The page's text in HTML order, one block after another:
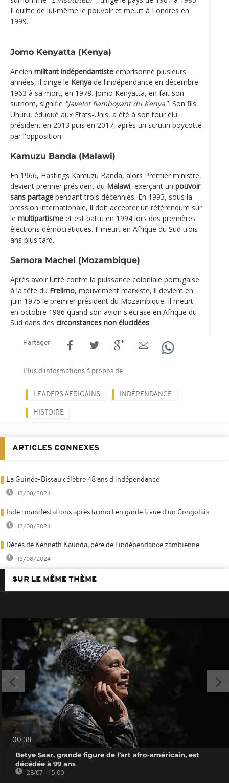
Il quitte de lui-même le pouvoir et meurt à Londres en
1999.
Jomo Kenyatta (Kenya)
Ancien militant indépendantiste emprisonné plusieurs
années, il dirige le Kenya de l'indépendance en décembre
1963 à sa mort, en 1978. Jomo Kenyatta, en fait son
surnom, signifie "Javelot flamboyant du Kenya". Son fils
Uhuru, éduqué aux Etats-Unis, a été à son tour élu
président en 2013 puis en 2017, après un scrutin boycotté
par l'opposition.
Kamuzu Banda (Malawi)
En 1966, Hastings Kamuzu Banda, alors Premier ministre,
devient premier président du Malawi, exerçant un pouvoir
sans partage pendant trois décennies. En 1993, sous la
pression internationale, il doit accepter un référendum sur
le multipartisme et est battu en 1994 lors des premières
élections démocratiques. Il meurt en Afrique du Sud trois
ans plus tard.
Samora Machel (Mozambique)
Après avoir lutté contre la puissance coloniale portugaise
à la tête du Frelimo, mouvement marxiste, il devient en
juin 1975 le premier président du Mozambique. Il meurt
en octobre 1986 quand son avion s'écrase en Afrique du
Sud dans des circonstances non élucidées.
Partager
Plus d'informations à propos de
LEADERS AFRICAINS INDÉPENDANCE
HISTOIRE
ARTICLES CONNEXES
La Guinée-Bissau célèbre 48 ans d'indépendance
13/08/2024
Inde : manifestations après la mort en garde à vue d'un Congolais
13/08/2024
Décès de Kenneth Kaunda, père de l'indépendance zambienne
13/08/2024
SUR LE MÊME THÈME
00:38
Betye Saar, grande figure de l’art afro-américain, est
décédée à 99 ans
28/07 - 15:00